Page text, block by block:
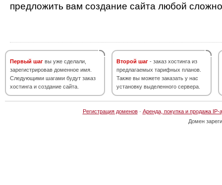
предложить вам создание сайта любой
Первый шаг вы уже сделали,
зарегистрировав доменное имя.
Следующими шагами будут заказ
хостинга и создание сайта.
Второй шаг - заказ хостинга из
предлагаемых тарифных планов.
Также вы можете заказать у нас
установку выделенного сервера.
Регистрация доменов· Аренда, покупка и продажа IP-
Домен